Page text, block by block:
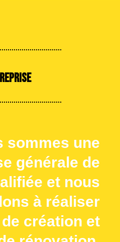
sommes une
générale de
et nous
à réaliser
création et